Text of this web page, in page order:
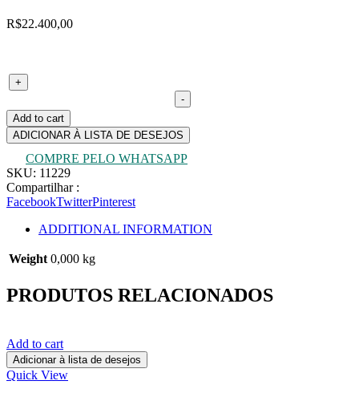
R$22.400,00
+
-
Add to cart
ADICIONAR À LISTA DE DESEJOS
COMPRE PELO WHATSAPP
SKU: 11229
Compartilhar :
FacebookTwitterPinterest
ADDITIONAL INFORMATION
Weight 0,000 kg
PRODUTOS RELACIONADOS
Add to cart
Adicionar à lista de desejos
Quick View